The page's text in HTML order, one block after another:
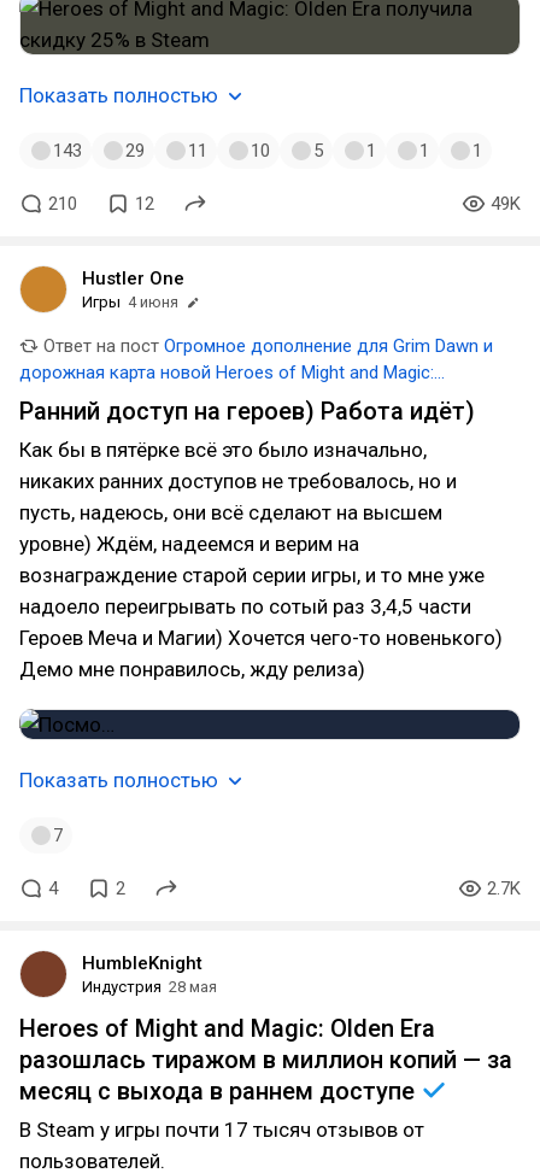
Показать полностью
143 29 11 10 5 1 1 1
210 12 49K
Hustler One
Игры 4 июня
Ответ на пост Огромное дополнение для Grim Dawn и
дорожная карта новой Heroes of Might and Magic:
главные новости онлайн-игр
Ранний доступ на героев) Работа идёт)
Как бы в пятёрке всё это было изначально,
никаких ранних доступов не требовалось, но и
пусть, надеюсь, они всё сделают на высшем
уровне) Ждём, надеемся и верим на
вознаграждение старой серии игры, и то мне уже
надоело переигрывать по сотый раз 3,4,5 части
Героев Меча и Магии) Хочется чего-то новенького)
Демо мне понравилось, жду релиза)
Показать полностью
7
4 2 2.7K
HumbleKnight
Индустрия 28 мая
Heroes of Might and Magic: Olden Era
разошлась тиражом в миллион копий — за
месяц с выхода в раннем доступе
В Steam у игры почти 17 тысяч отзывов от
пользователей.